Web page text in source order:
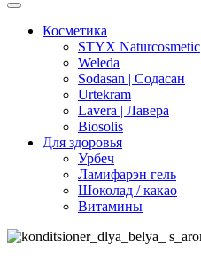
Косметика
STYX Naturcosmetic
Weleda
Sodasan | Содасан
Urtekram
Lavera | Лавера
Biosolis
Для здоровья
Урбеч
Ламифарэн гель
Шоколад / какао
Витамины